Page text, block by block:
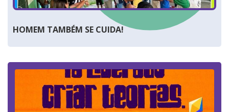
HOMEM TAMBÉM SE CUIDA!